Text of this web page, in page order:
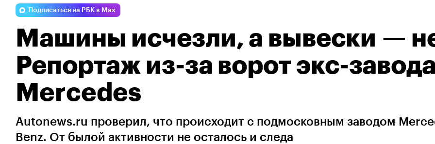
Подписаться на РБК в Max
Машины исчезли, а вывески —
Репортаж из-за ворот экс-
Mercedes
Autonews.ru проверил, что происходит с подмосковным заводом
Benz. От былой активности не осталось и следа